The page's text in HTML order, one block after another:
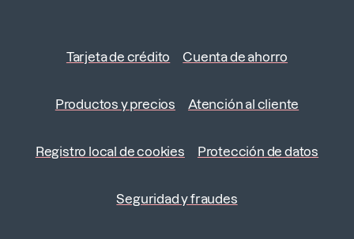
Tarjeta de crédito Cuenta de ahorro
Productos y precios Atención al cliente
Registro local de cookies Protección de datos
Seguridad y fraudes